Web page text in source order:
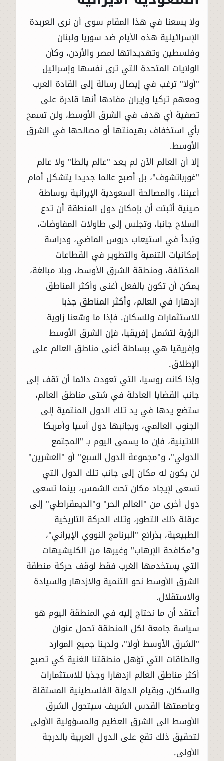
ولا يسعنا في هذا المقام سوى أن نرى العربدة
الإسرائيلية هذه الأيام ضد سوريا ولبنان
وفلسطين وتهديداتها لمصر والأردن، وكأن
الولايات المتحدة التي ترى نفسها وإسرائيل
"أولا" ترغب في إيصال رسالة إلى القادة العرب
ومعهم تركيا وإيران مفادها أنها قادرة على
تصفية أي هدف في الشرق الأوسط، ولن تسمح
بأي استخفاف بهيمنتها أو مصالحها في الشرق
الأوسط.
إلا أن العالم الآن لم يعد "عالم يالطا" ولا عالم
"غورباتشوف"، بل أصبح عالما جديدا يتشكل أمام
أعيننا، والمصالحة السعودية الإيرانية بوساطة
صينية أثبتت أن بإمكان دول المنطقة أن تدع
السلاح جانبا، وتجلس إلى طاولات المفاوضات،
وتبدأ في استيعاب دروس الماضي، ودراسة
إمكانيات التنمية والتطوير في القطاعات
المختلفة، ومنطقة الشرق الأوسط، وبلا مبالغة،
يمكن أن تكون بالفعل أغنى وأكثر المناطق
ازدهارا في العالم، وأكثر المناطق جذبا
للاستثمارات وللسكان. فإذا ما وسّعنا زاوية
الرؤية لتشمل إفريقيا، فإن الشرق الأوسط
وإفريقيا هي ببساطة أغنى مناطق العالم على
الإطلاق.
وإذا كانت روسيا، التي تعودت دائما أن تقف إلى
جانب القضايا العادلة في شتى مناطق العالم،
ستضع يدها في يد تلك الدول المنتمية إلى
الجنوب العالمي، وبجانبها دول آسيا وأمريكا
اللاتينية، فإن ما يسمى اليوم بـ "المجتمع
الدولي"، و"مجموعة الدول السبع" أو "العشرين"
لن يكون له مكان إلى جانب تلك الدول التي
تسعى لإيجاد مكان تحت الشمس، بينما تسعى
دول أخرى من "العالم الحر" و"الديمقراطي" إلى
عرقلة ذلك التطور، وتلك الحركة التاريخية
الطبيعية، بذرائع "البرنامج النووي الإيراني"،
و"مكافحة الإرهاب" وغيرها من الكليشيهات
التي يستخدمها الغرب فقط لوقف حركة منطقة
الشرق الأوسط نحو التنمية والازدهار والسيادة
والاستقلال.
أعتقد أن ما نحتاج إليه في المنطقة اليوم هو
سياسة جامعة لكل المنطقة تحمل عنوان
"الشرق الأوسط أولا"، ولدينا جميع الموارد
والطاقات التي تؤهل منطقتنا الغنية كي تصبح
أكثر مناطق العالم ازدهارا وجذبا للاستثمارات
والسكان، وبقيام الدولة الفلسطينية المستقلة
وعاصمتها القدس الشريف سيتحول الشرق
الأوسط الى الشرق العظيم والمسؤولية الأولى
لتحقيق ذلك تقع على الدول العربية بالدرجة
الأولى.